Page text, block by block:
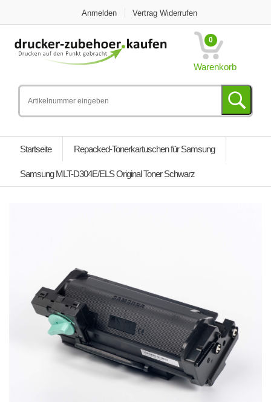
Anmelden Vertrag Widerrufen
0
Warenkorb
Startseite Repacked-Tonerkartuschen für Samsung
Samsung MLT-D304E/ELS Original Toner Schwarz